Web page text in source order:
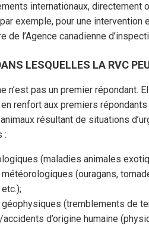
internationaux, directement
exemple, pour une
de l’Agence canadienne
LESQUELLES LA RVC
n’est pas un premier répondant.
renfort aux premiers
résultant de situations
:
(maladies animales
(ouragans,
(tremblements de
d’origine humaine